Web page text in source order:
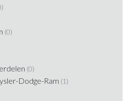
(0)
(0)
Dodge-Ram (1)